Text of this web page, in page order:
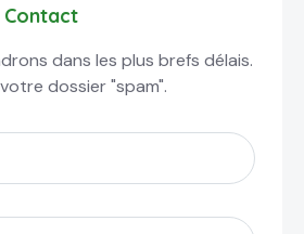
dans les plus brefs délais.
dossier "spam".